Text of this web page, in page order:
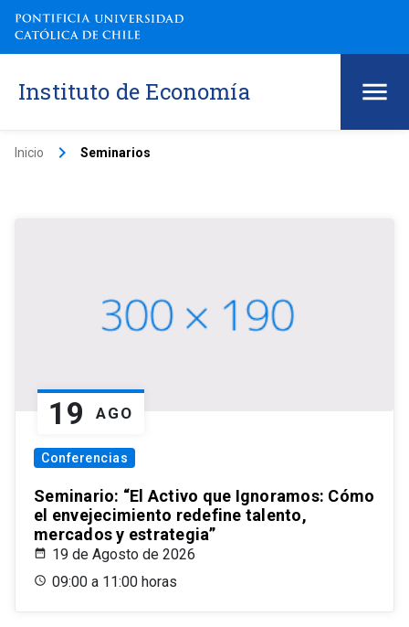
Instituto de Economía
Inicio keyboard_arrow_right Seminarios
19 AGO
Conferencias
Seminario: “El Activo que Ignoramos: Cómo
el envejecimiento redefine talento,
mercados y estrategia”
19 de Agosto de 2026
09:00 a 11:00 horas